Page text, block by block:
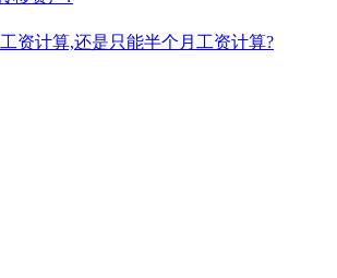
资计算,还是只能半个月工资计算?